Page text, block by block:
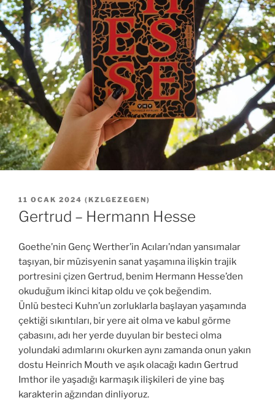
YAYIM
TARIHI
11 OCAK 2024 ( KZLGEZEGEN)
Gertrud – Hermann Hesse
Goethe’nin Genç Werther’in Acıları’ndan yansımalar
taşıyan, bir müzisyenin sanat yaşamına ilişkin trajik
portresini çizen Gertrud, benim Hermann Hesse’den
okuduğum ikinci kitap oldu ve çok beğendim.
Ünlü besteci Kuhn’un zorluklarla başlayan yaşamında
çektiği sıkıntıları, bir yere ait olma ve kabul görme
çabasını, adı her yerde duyulan bir besteci olma
yolundaki adımlarını okurken aynı zamanda onun yakın
dostu Heinrich Mouth ve aşık olacağı kadın Gertrud
Imthor ile yaşadığı karmaşık ilişkileri de yine baş
karakterin ağzından dinliyoruz.